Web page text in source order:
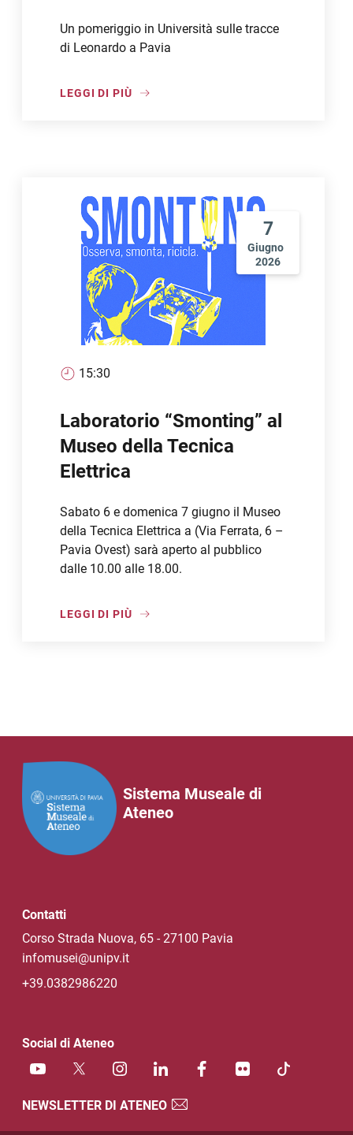
Un pomeriggio in Università sulle tracce
di Leonardo a Pavia
LEGGI DI PIÙ
7
Giugno
2026
15:30
Laboratorio “Smonting” al
Museo della Tecnica
Elettrica
Sabato 6 e domenica 7 giugno il Museo
della Tecnica Elettrica a (Via Ferrata, 6 –
Pavia Ovest) sarà aperto al pubblico
dalle 10.00 alle 18.00.
LEGGI DI PIÙ
Sistema Museale di
Ateneo
Contatti
Corso Strada Nuova, 65 - 27100 Pavia
infomusei@unipv.it
+39.0382986220
Social di Ateneo
NEWSLETTER DI ATENEO